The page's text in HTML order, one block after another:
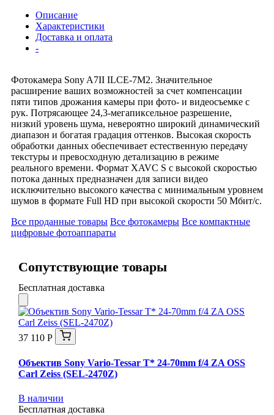
Описание
Характеристики
Доставка и оплата
-
Фотокамера Sony A7II ILCE-7M2. Значительное
расширение ваших возможностей за счет компенсации
пяти типов дрожания камеры при фото- и видеосъемке с
рук. Потрясающее 24,3-мегапиксельное разрешение,
низкий уровень шума, невероятно широкий динамический
диапазон и богатая градация оттенков. Высокая скорость
обработки данных обеспечивает естественную передачу
текстуры и превосходную детализацию в режиме
реального времени. Формат XAVC S с высокой скоростью
потока данных предназначен для записи видео
исключительно высокого качества с минимальным уровнем
шумов в формате Full HD при высокой скорости 50 Мбит/с.
Все проданные товары Все фотокамеры Все компактные
цифровые фотоаппараты
Сопутствующие товары
Бесплатная доставка
37 110 Р
Объектив Sony Vario-Tessar T* 24-70mm f/4 ZA OSS
Carl Zeiss (SEL-2470Z)
В наличии
Бесплатная доставка